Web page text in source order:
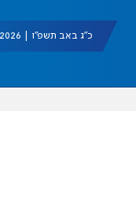
כ"ג באב תשפ"ו | 06/08/2026